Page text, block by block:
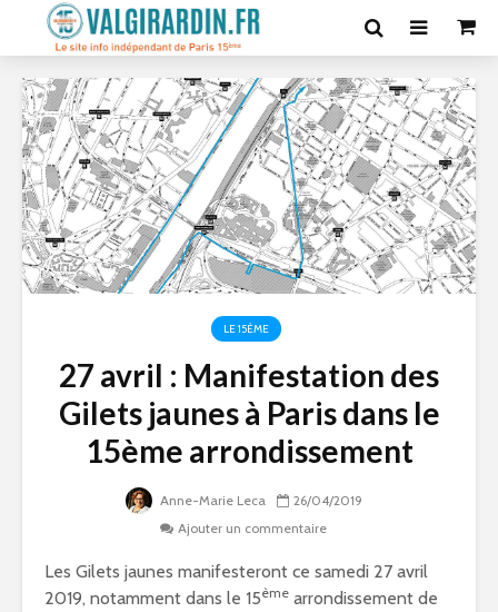
LE 15ÈME
27 avril : Manifestation des
Gilets jaunes à Paris dans le
15ème arrondissement
Anne-Marie Leca
26/04/2019
Ajouter un commentaire
Les Gilets jaunes manifesteront ce samedi 27 avril
2019, notamment dans le 15ème arrondissement de